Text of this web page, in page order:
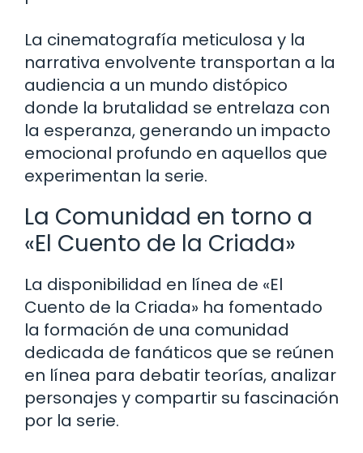
La cinematografía meticulosa y la
narrativa envolvente transportan a la
audiencia a un mundo distópico
donde la brutalidad se entrelaza con
la esperanza, generando un impacto
emocional profundo en aquellos que
experimentan la serie.
La Comunidad en torno a
«El Cuento de la Criada»
La disponibilidad en línea de «El
Cuento de la Criada» ha fomentado
la formación de una comunidad
dedicada de fanáticos que se reúnen
en línea para debatir teorías, analizar
personajes y compartir su fascinación
por la serie.